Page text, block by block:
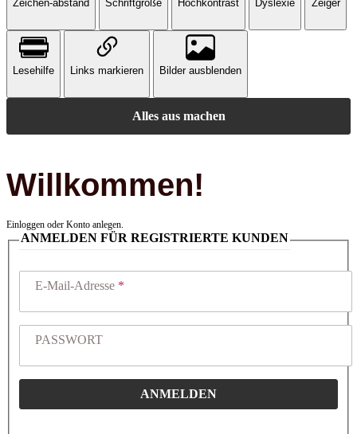
Zeichen-abstand Schriftgröße Hochkontrast Dyslexie Zeiger
Lesehilfe Links markieren Bilder ausblenden
Alles aus machen
Willkommen!
Einloggen oder Konto anlegen.
ANMELDEN FÜR REGISTRIERTE KUNDEN
E-Mail-Adresse
PASSWORT
ANMELDEN